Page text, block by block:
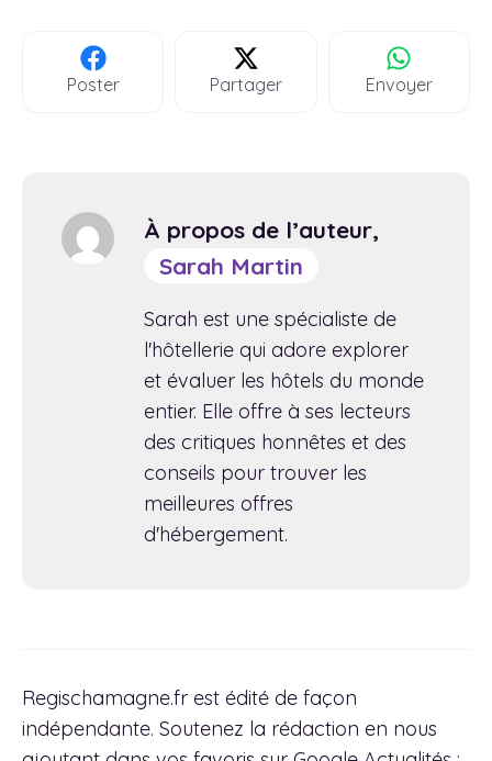
Poster Partager Envoyer
À propos de l’auteur,
Sarah Martin
Sarah est une spécialiste de
l'hôtellerie qui adore explorer
et évaluer les hôtels du monde
entier. Elle offre à ses lecteurs
des critiques honnêtes et des
conseils pour trouver les
meilleures offres
d'hébergement.
Regischamagne.fr est édité de façon
indépendante. Soutenez la rédaction en nous